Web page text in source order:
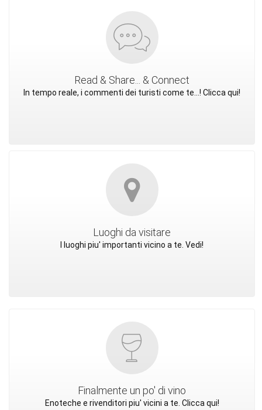
Read & Share... & Connect
In tempo reale, i commenti dei turisti come te...! Clicca qui!
Luoghi da visitare
I luoghi piu' importanti vicino a te. Vedi!
Finalmente un po' di vino
Enoteche e rivenditori piu' vicini a te. Clicca qui!